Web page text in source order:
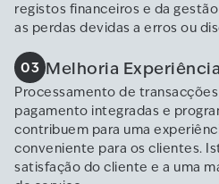
registos financeiros e da
as perdas devidas a erros ou
03 Melhoria
Processamento de
pagamento integradas e
contribuem para uma
conveniente para os clientes.
satisfação do cliente e a uma